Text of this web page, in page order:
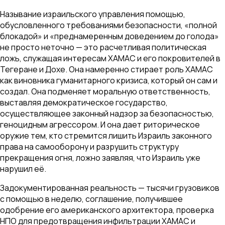
Называние израильского управления помощью,
обусловленного требованиями безопасности, «полной
блокадой» и «преднамеренным доведением до голода»
не просто неточно — это расчетливая политическая
ложь, служащая интересам ХАМАС и его покровителей в
Тегеране и Дохе. Она намеренно стирает роль ХАМАС
как виновника гуманитарного кризиса, который он сам и
создал. Она подменяет моральную ответственность,
выставляя демократическое государство,
осуществляющее законный надзор за безопасностью,
геноцидным агрессором. И она дает риторическое
оружие тем, кто стремится лишить Израиль законного
права на самооборону и разрушить структуру
прекращения огня, ложно заявляя, что Израиль уже
нарушил её.
Задокументированная реальность — тысячи грузовиков
с помощью в неделю, соглашение, получившее
одобрение его американского архитектора, проверка
НПО для предотвращения инфильтрации ХАМАС и